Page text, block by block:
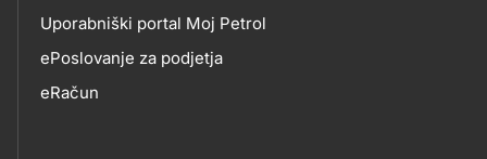
EPOSLOVANJE
Uporabniški portal Moj Petrol
ePoslovanje za podjetja
eRačun